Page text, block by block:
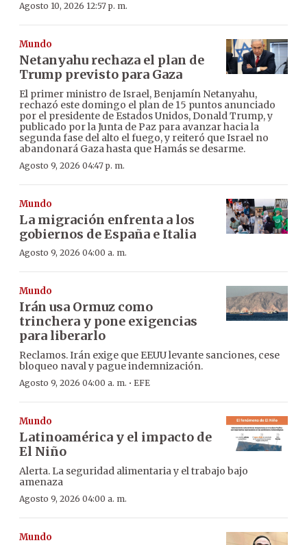
Agosto 10, 2026 12:57 p. m.
Mundo
Netanyahu rechaza el plan de
Trump previsto para Gaza
El primer ministro de Israel, Benjamín Netanyahu,
rechazó este domingo el plan de 15 puntos anunciado
por el presidente de Estados Unidos, Donald Trump, y
publicado por la Junta de Paz para avanzar hacia la
segunda fase del alto el fuego, y reiteró que Israel no
abandonará Gaza hasta que Hamás se desarme.
Agosto 9, 2026 04:47 p. m.
Mundo
La migración enfrenta a los
gobiernos de España e Italia
Agosto 9, 2026 04:00 a. m.
Mundo
Irán usa Ormuz como
trinchera y pone exigencias
para liberarlo
Reclamos. Irán exige que EEUU levante sanciones, cese
bloqueo naval y pague indemnización.
Agosto 9, 2026 04:00 a. m. · EFE
Mundo
Latinoamérica y el impacto de
El Niño
Alerta. La seguridad alimentaria y el trabajo bajo
amenaza
Agosto 9, 2026 04:00 a. m.
Mundo